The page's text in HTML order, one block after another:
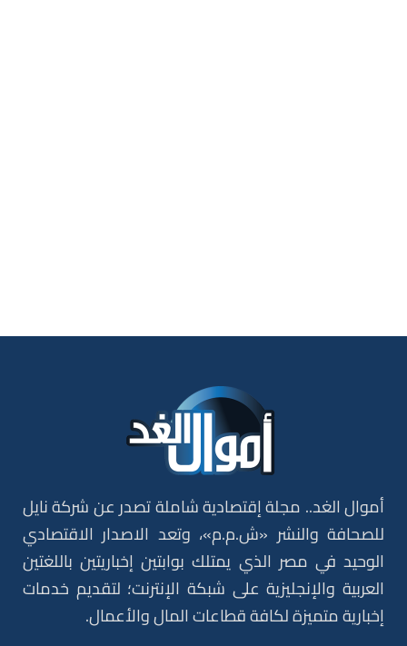
أموال الغد.. مجلة إقتصادية شاملة تصدر عن شركة نايل
للصحافة والنشر «ش.م.م»، وتعد الاصدار الاقتصادي
الوحيد في مصر الذي يمتلك بوابتين إخباريتين باللغتين
العربية والإنجليزية على شبكة الإنترنت؛ لتقديم خدمات